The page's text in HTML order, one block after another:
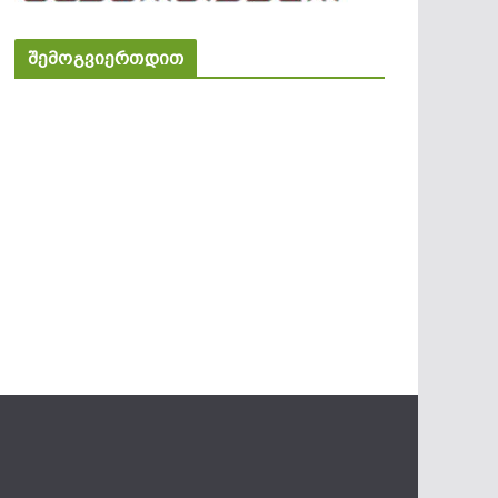
შემოგვიერთდით